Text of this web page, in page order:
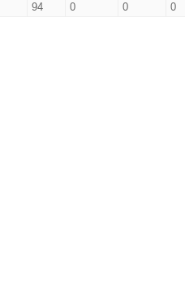
94 0 0 0